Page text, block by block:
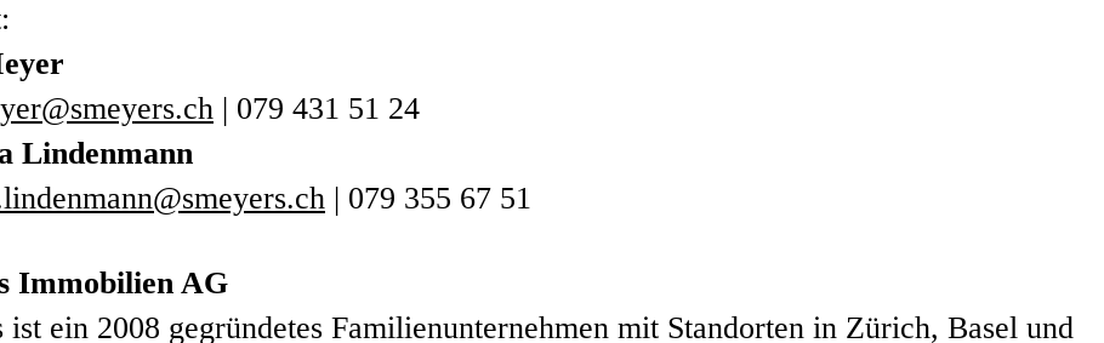
| 079 431 51 24
Lindenmann
| 079 355 67 51
Immobilien AG
ist ein 2008 gegründetes Familienunternehmen mit Standorten in Zürich, Basel und